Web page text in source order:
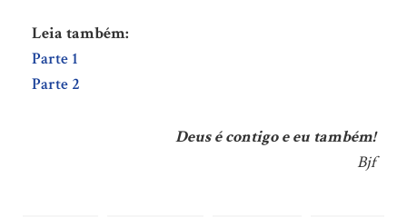
Leia também:
Parte 1
Parte 2
Deus é contigo e eu também!
Bjf